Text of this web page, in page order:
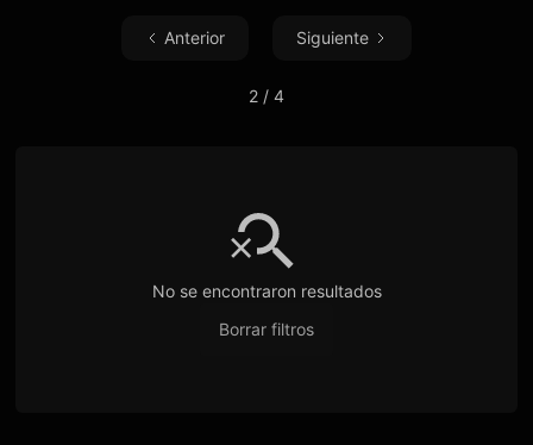
Anterior Siguiente
2 / 4
No se encontraron resultados
Borrar filtros